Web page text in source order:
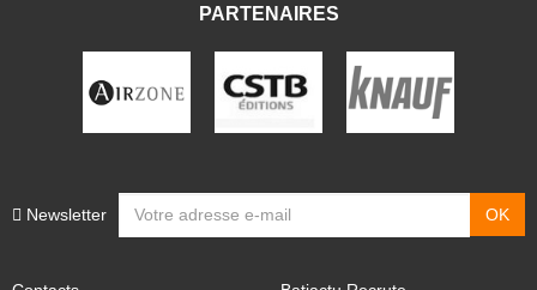
PARTENAIRES
Newsletter